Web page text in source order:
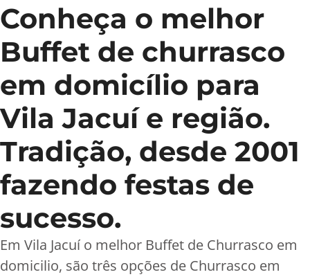
Conheça o melhor
Buffet de churrasco
em domicílio para
Vila Jacuí e região.
Tradição, desde 2001
fazendo festas de
sucesso.
Em Vila Jacuí o melhor Buffet de Churrasco em
domicilio, são três opções de Churrasco em